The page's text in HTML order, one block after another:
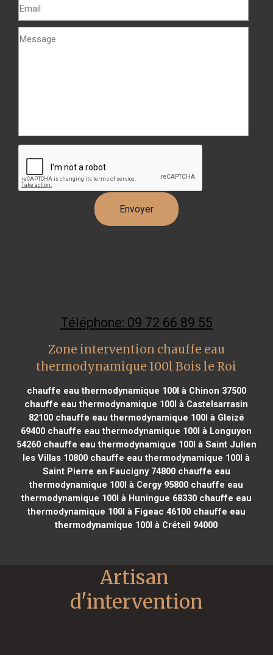
Téléphone: 09 72 66 89 55
Zone intervention chauffe eau
thermodynamique 100l Bois le Roi
chauffe eau thermodynamique 100l à Chinon 37500
chauffe eau thermodynamique 100l à Castelsarrasin
82100chauffe eau thermodynamique 100l à Gleizé
69400 chauffe eau thermodynamique 100l à Longuyon
54260chauffe eau thermodynamique 100l à Saint Julien
les Villas 10800 chauffe eau thermodynamique 100l à
Saint Pierre en Faucigny 74800chauffe eau
thermodynamique 100l à Cergy 95800 chauffe eau
thermodynamique 100l à Huningue 68330chauffe eau
thermodynamique 100l à Figeac 46100chauffe eau
thermodynamique 100l à Créteil 94000
Artisan
d'intervention